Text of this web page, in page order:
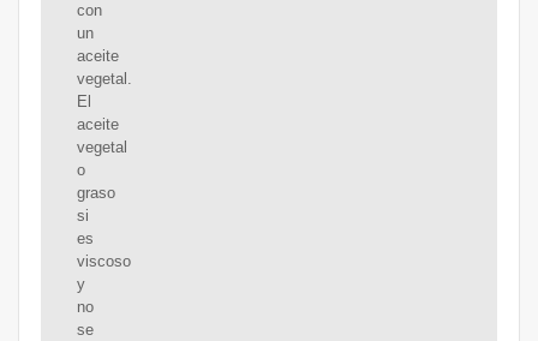
con
un
aceite
vegetal.
El
aceite
vegetal
o
graso
si
es
viscoso
y
no
se